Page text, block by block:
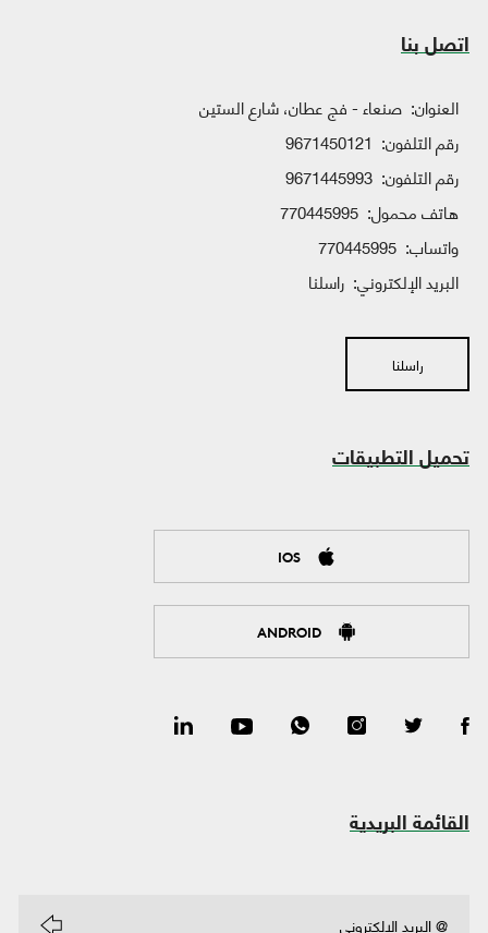
اتصل بنا
العنوان: صنعاء - فج عطان، شارع الستين
رقم التلفون: 9671450121
رقم التلفون: 9671445993
هاتف محمول: 770445995
واتساب:
البريد الإلكتروني: راسلنا
راسلنا
تحميل التطبيقات
IOS
ANDROID
القائمة البريدية